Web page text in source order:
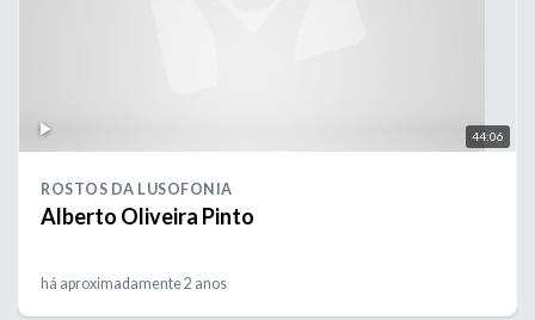
44:06
ROSTOS DA LUSOFONIA
Alberto Oliveira Pinto
há aproximadamente 2 anos